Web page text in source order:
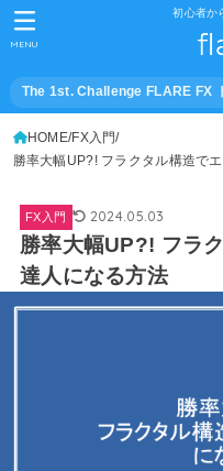
初心者か
The 1st. Challenge FLARE FX
MENU
HOME FX入門
勝率大幅UP?! フラクタル構造で
FX入門 2024.05.03
勝率大幅UP?! フラ
達人になる方法